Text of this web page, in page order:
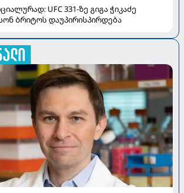
UFC 331-ზე გიგა ჭიკაძე
ბრიტოს დაუპირისპირდება